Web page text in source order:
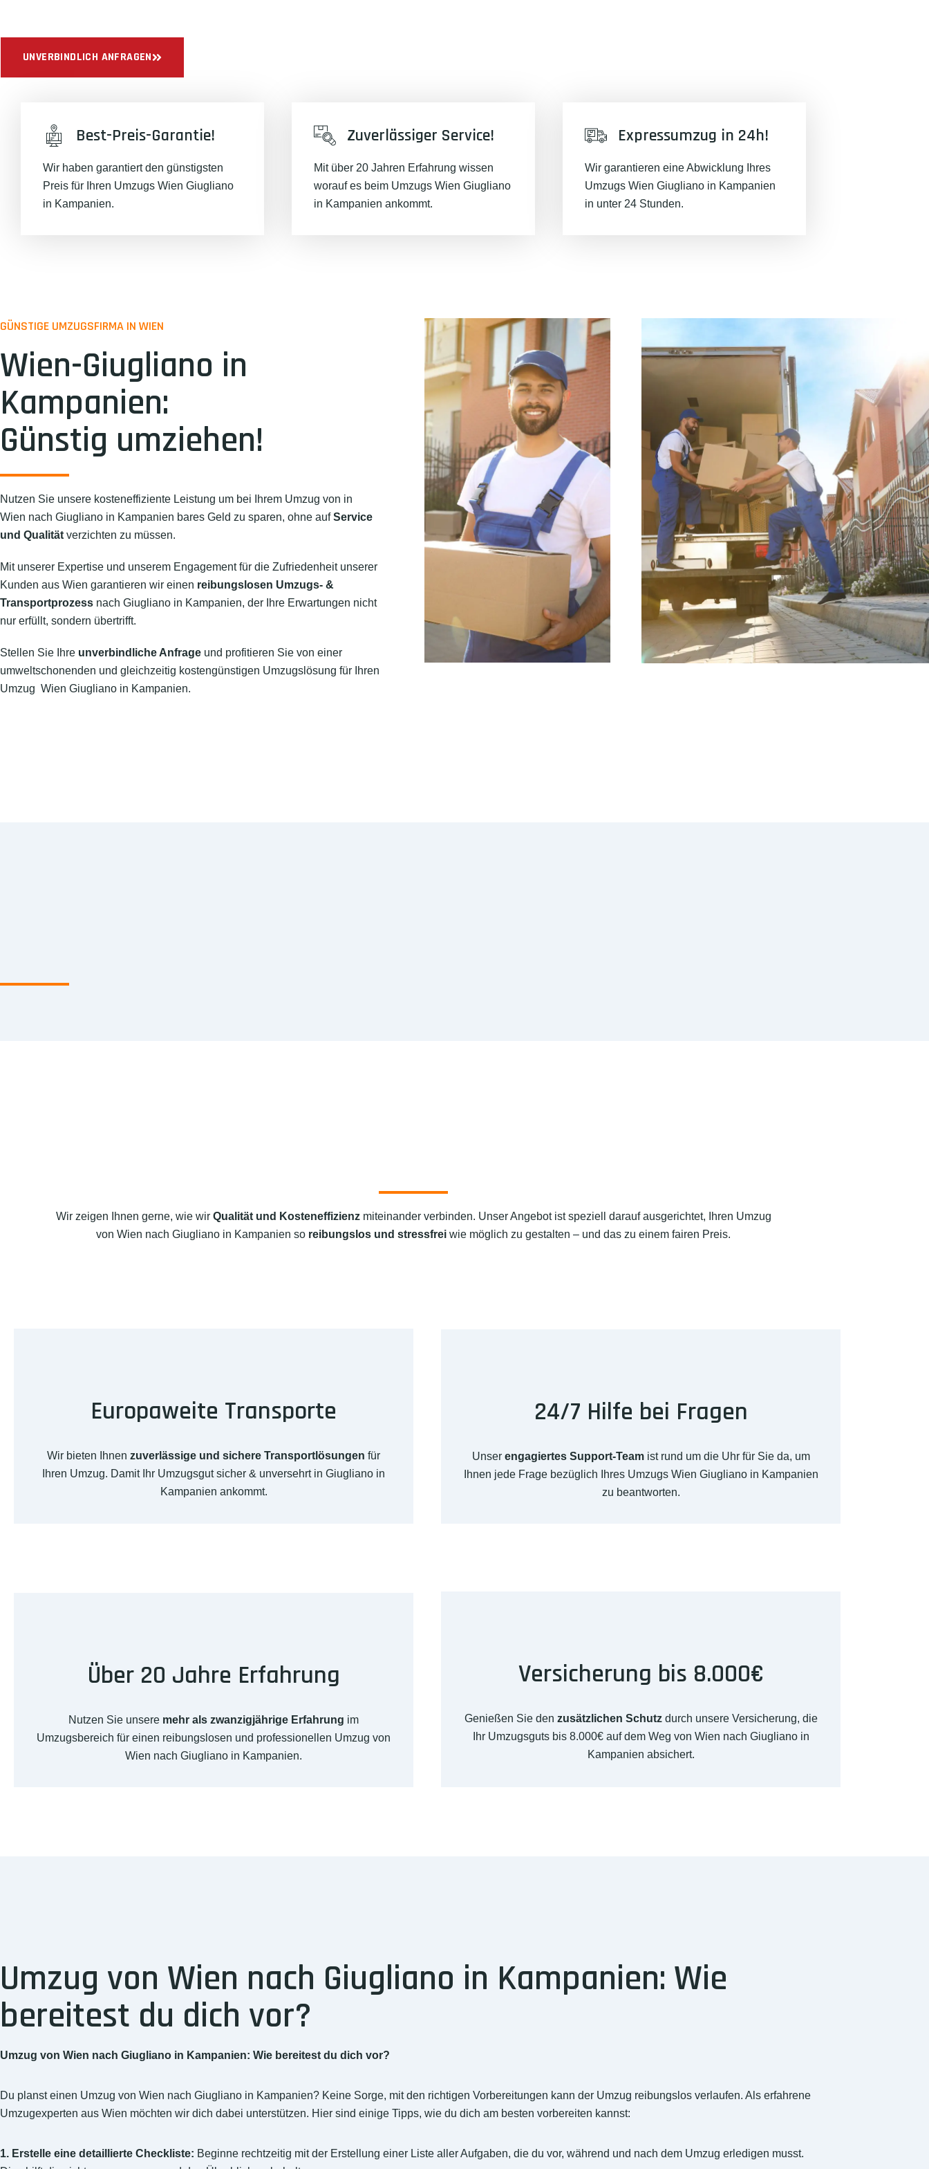
UNVERBINDLICH ANFRAGEN
Best-Preis-Garantie!
Wir haben garantiert den günstigsten
Preis für Ihren Umzugs Wien Giugliano
in Kampanien.
Zuverlässiger Service!
Mit über 20 Jahren Erfahrung wissen
worauf es beim Umzugs Wien Giugliano
in Kampanien ankommt.
Expressumzug in 24h!
Wir garantieren eine Abwicklung Ihres
Umzugs Wien Giugliano in Kampanien
in unter 24 Stunden.
GÜNSTIGE UMZUGSFIRMA IN WIEN
Wien-Giugliano in
Kampanien:
Günstig umziehen!
Nutzen Sie unsere kosteneffiziente Leistung um bei Ihrem Umzug von in
Wien nach Giugliano in Kampanien bares Geld zu sparen, ohne aufService
und Qualität verzichten zu müssen.
Mit unserer Expertise und unserem Engagement für die Zufriedenheit unserer
Kunden aus Wien garantieren wir einen reibungslosen Umzugs- &
Transportprozess nach Giugliano in Kampanien, der Ihre Erwartungen nicht
nur erfüllt, sondern übertrifft.
Stellen Sie Ihre unverbindliche Anfrage und profitieren Sie von einer
umweltschonenden und gleichzeitig kostengünstigen Umzugslösung für Ihren
Umzug Wien Giugliano in Kampanien.
Wir zeigen Ihnen gerne, wie wir Qualität und Kosteneffizienzmiteinander verbinden. Unser Angebot ist speziell darauf ausgerichtet, Ihren Umzug
von Wien nach Giugliano in Kampanien so reibungslos und stressfrei wie möglich zu gestalten – und das zu einem fairen Preis.
Europaweite Transporte
Wir bieten Ihnen zuverlässige und sichere Transportlösungen für
Ihren Umzug. Damit Ihr Umzugsgut sicher & unversehrt in Giugliano in
Kampanien ankommt.
24/7 Hilfe bei Fragen
Unser engagiertes Support-Teamist rund um die Uhr für Sie da, um
Ihnen jede Frage bezüglich Ihres Umzugs Wien Giugliano in Kampanien
zu beantworten.
Über 20 Jahre Erfahrung
Nutzen Sie unsere mehr als zwanzigjährige Erfahrung im
Umzugsbereich für einen reibungslosen und professionellen Umzug von
Wien nach Giugliano in Kampanien.
Versicherung bis 8.000€
Genießen Sie den zusätzlichen Schutzdurch unsere Versicherung, die
Ihr Umzugsguts bis 8.000€ auf dem Weg von Wien nach Giugliano in
Kampanien absichert.
Umzug von Wien nach Giugliano in Kampanien: Wie
bereitest du dich vor?
Umzug von Wien nach Giugliano in Kampanien: Wie bereitest du dich vor?
Du planst einen Umzug von Wien nach Giugliano in Kampanien? Keine Sorge, mit den richtigen Vorbereitungen kann der Umzug reibungslos verlaufen. Als erfahrene
Umzugexperten aus Wien möchten wir dich dabei unterstützen. Hier sind einige Tipps, wie du dich am besten vorbereiten kannst:
1. Erstelle eine detaillierte Checkliste: Beginne rechtzeitig mit der Erstellung einer Liste aller Aufgaben, die du vor, während und nach dem Umzug erledigen musst.